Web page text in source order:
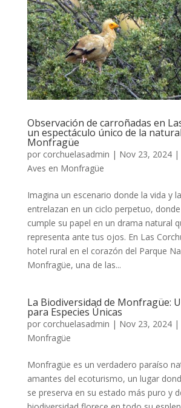
Observación de carroñadas en
un espectáculo único de la
Monfragüe
por corchuelasadmin | Nov 23, 2024|
Aves en Monfragüe
Imagina un escenario donde la vida y
entrelazan en un ciclo perpetuo,
cumple su papel en un drama natural
representa ante tus ojos. En Las
hotel rural en el corazón del Parque
Monfragüe, una de las...
La Biodiversidad de Monfragüe:
para Especies Únicas
por corchuelasadmin | Nov 23, 2024|
Monfragüe
Monfragüe es un verdadero paraíso
amantes del ecoturismo, un lugar
se preserva en su estado más puro y